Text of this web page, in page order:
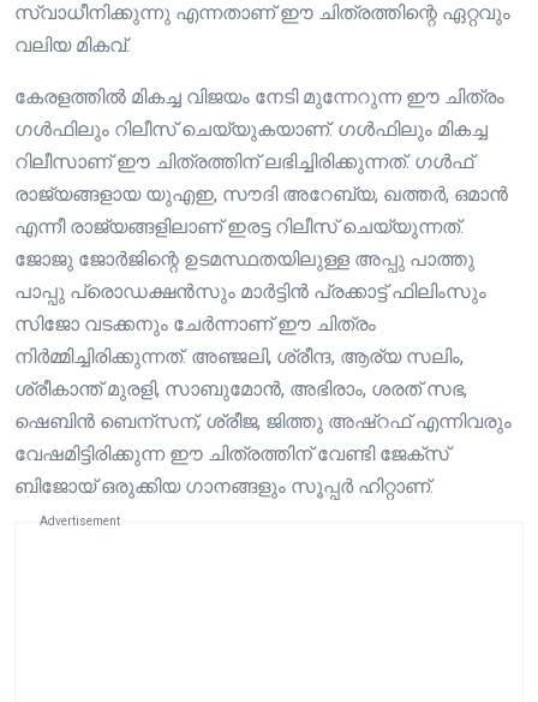
സ്വാധീനിക്കുന്നു എന്നതാണ് ഈ ചിത്രത്തിന്റെ ഏറ്റവും
വലിയ മികവ്.
കേരളത്തിൽ മികച്ച വിജയം നേടി മുന്നേറുന്ന ഈ ചിത്രം
ഗൾഫിലും റിലീസ് ചെയ്യുകയാണ്. ഗൾഫിലും മികച്ച
റിലീസാണ് ഈ ചിത്രത്തിന് ലഭിച്ചിരിക്കുന്നത്. ഗൾഫ്
രാജ്യങ്ങളായ യുഎഇ, സൗദി അറേബ്യ, ഖത്തർ, ഒമാൻ
എന്നീ രാജ്യങ്ങളിലാണ് ഇരട്ട റിലീസ് ചെയ്യുന്നത്.
ജോജു ജോർജിന്റെ ഉടമസ്ഥതയിലുള്ള അപ്പു പാത്തു
പാപ്പു പ്രൊഡക്ഷൻസും മാർട്ടിൻ പ്രക്കാട്ട് ഫിലിംസും
സിജോ വടക്കനും ചേർന്നാണ് ഈ ചിത്രം
നിർമ്മിച്ചിരിക്കുന്നത്. അഞ്ജലി, ശ്രീന്ദ, ആര്യ സലിം,
ശ്രീകാന്ത് മുരളി, സാബുമോൻ, അഭിരാം, ശരത് സഭ,
ഷെബിൻ ബെന്സന്, ശ്രീജ, ജിത്തു അഷ്‌റഫ് എന്നിവരും
വേഷമിട്ടിരിക്കുന്ന ഈ ചിത്രത്തിന് വേണ്ടി ജേക്സ്
ബിജോയ് ഒരുക്കിയ ഗാനങ്ങളും സൂപ്പർ ഹിറ്റാണ്.
Advertisement